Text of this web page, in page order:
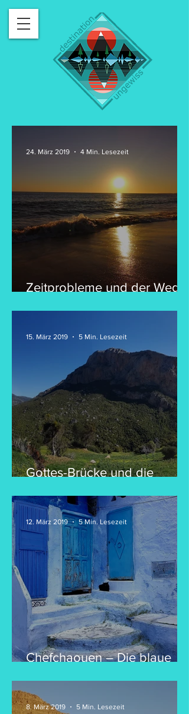
Zeitprobleme und der Weg
24. März 2019 4 Min. Lesezeit
Gottes-Brücke und die
15. März 2019 5 Min. Lesezeit
Chefchaouen – Die blaue
gelassenen Einwohner
12. März 2019 5 Min. Lesezeit
8. März 2019 5 Min. Lesezeit